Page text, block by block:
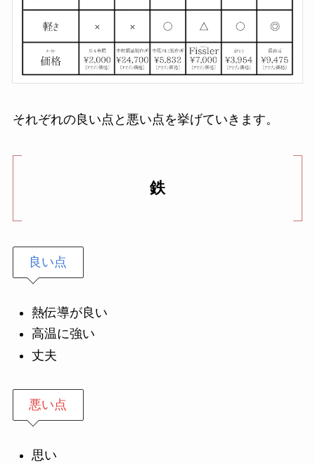
それぞれの良い点と悪い点を挙げていきます。
鉄
良い点
熱伝導が良い
高温に強い
丈夫
悪い点
思い